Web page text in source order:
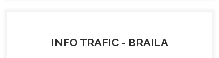
INFO TRAFIC - BRAILA